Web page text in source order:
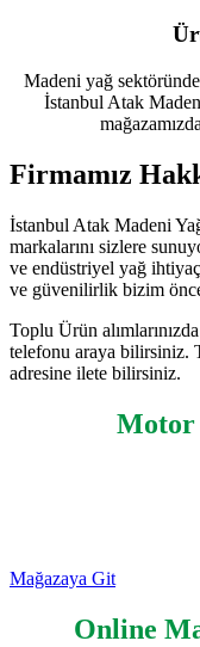
Madeni yağ
İstanbul Atak
Firmamız
İstanbul Atak Madeni
markalarını sizlere
ve endüstriyel yağ
ve güvenilirlik bizim
Toplu Ürün
telefonu araya bilirsiniz.
adresine ilete bilirsiniz.
Motor
Mağazaya Git
Online